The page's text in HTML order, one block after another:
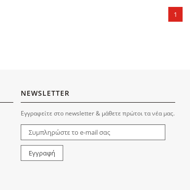
1
NEWSLETTER
Εγγραφείτε στο newsletter & μάθετε πρώτοι τα νέα μας.